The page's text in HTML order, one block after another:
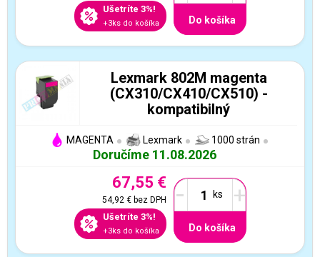
Ušetríte 3%!
+3ks do košíka Do košíka
Lexmark 802M magenta
(CX310/CX410/CX510) -
kompatibilný
MAGENTA Lexmark 1000 strán
Doručíme 11.08.2026
67,55 €
54,92 €bez DPH
Ušetríte 3%!
+3ks do košíka
- +
Do košíka